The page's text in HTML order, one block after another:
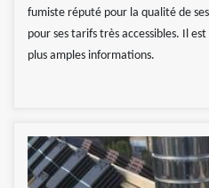
fumiste réputé pour la qualité de
pour ses tarifs très accessibles. Il
plus amples informations.